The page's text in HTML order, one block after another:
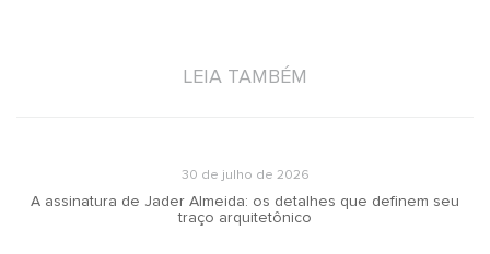
LEIA TAMBÉM
30 de julho de 2026
A assinatura de Jader Almeida: os detalhes que definem seu
traço arquitetônico